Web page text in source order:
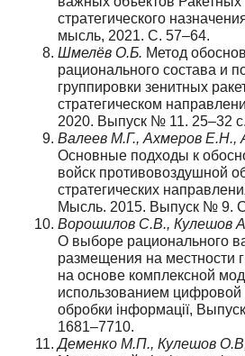
стратегического
мысль, 2021. С. 57–64.
Шмелёв О.Б. Метод
рационального состава и
группировки зенитных
стратегическом
2020. Выпуск № 11. 25–32 с.
Валеев М.Г., Ахмеров Е.Н.,
Основные подходы к
войск противовоздушной
стратегических
Мысль. 2015. Выпуск № 9.
Ворошилов С.В., Кулешов
О выборе рационального
размещения на местности
на основе комплексной
использованием цифровой
обробки інформації,
1681–7710.
Деменко М.П., Кулешов